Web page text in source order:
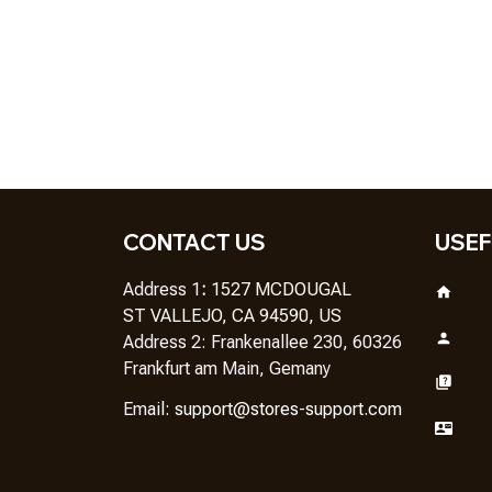
CONTACT US
Address 1 : 1527 MCDOUGAL
ST VALLEJO, CA 94590, US
Address 2: Frankenallee 230, 60326
Frankfurt am Main, Gemany
Email: support@stores-support.com